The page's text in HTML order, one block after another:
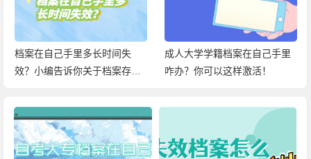
档案在自己手里多长时间失
效？小编告诉你关于档案存放
成人大学学籍档案在自己手里
咋办？你可以这样激活！